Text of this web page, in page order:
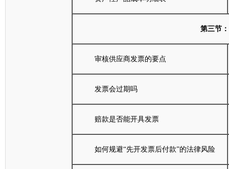
第三节
审核供应商发票的要点
发票会过期吗
赔款是否能开具发票
如何规避“先开发票后付款”的法律风险